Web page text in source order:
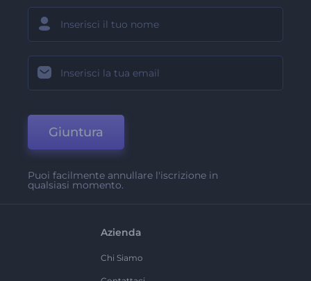
Giuntura
Puoi facilmente annullare l'iscrizione in
qualsiasi momento.
Azienda
Chi Siamo